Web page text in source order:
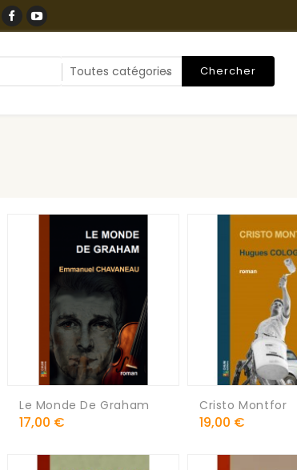
Chercher
Le Monde De Graham
Prix
17,00 €
Cristo Montfor
Prix
19,00 €